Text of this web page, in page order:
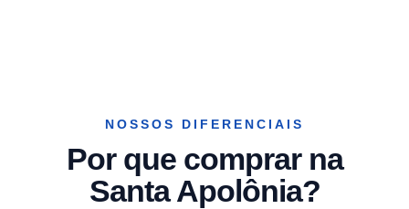
NOSSOS DIFERENCIAIS
Por que comprar na
Santa Apolônia?